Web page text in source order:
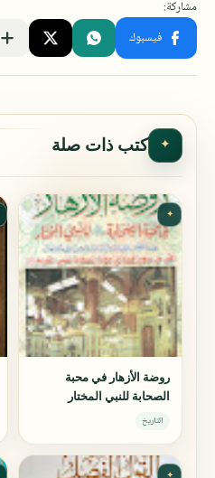
✦ كتب ذات صلة
✦
روضة الأزهار في محبة
الصحابة للنبي المختار
التاريخ